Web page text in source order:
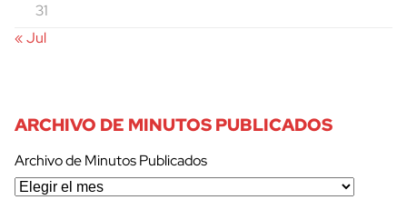
31
« Jul
ARCHIVO DE MINUTOS PUBLICADOS
Archivo de Minutos Publicados